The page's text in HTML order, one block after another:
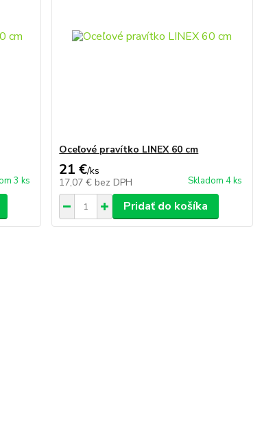
3 ks
Oceľové pravítko LINEX 60 cm
21 €/ks
17,07 € bez DPH Skladom 4 ks
Pridať do košíka